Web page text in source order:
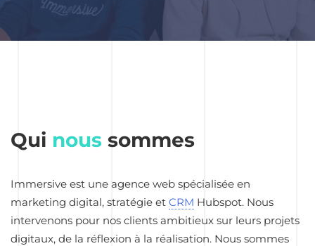
Qui nous sommes
Immersive est une agence web spécialisée en
marketing digital, stratégie et CRM Hubspot. Nous
intervenons pour nos clients ambitieux sur leurs projets
digitaux, de la réflexion à la réalisation. Nous sommes